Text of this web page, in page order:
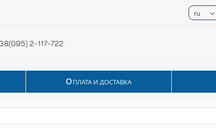
ru
2-117-722
ОПЛАТА И ДОСТАВКА